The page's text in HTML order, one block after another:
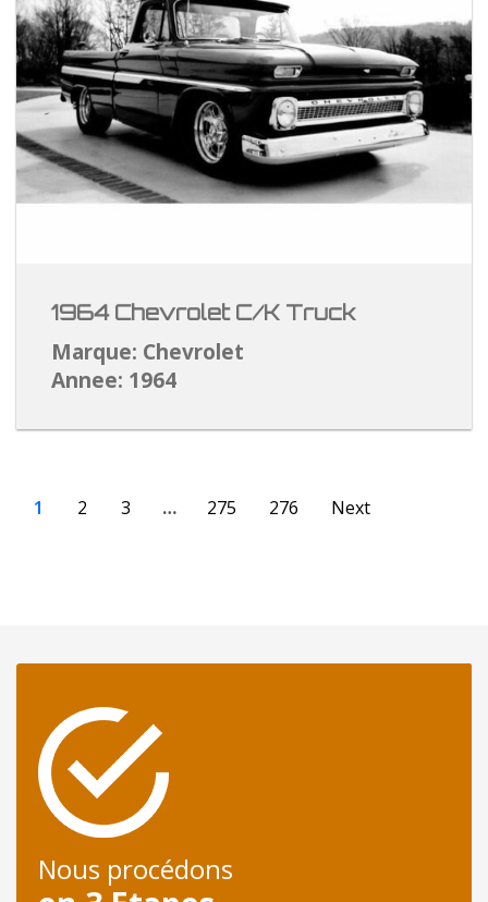
1964 Chevrolet C/K Truck
Marque: Chevrolet
Annee: 1964
1 2 3 … 275 276 Next
Nous procédons